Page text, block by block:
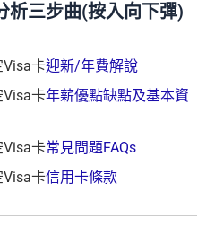
析三步曲(按入向下彈)
Visa卡迎新/年費解說
Visa卡年薪優點缺點及基本資
Visa卡常見問題FAQs
Visa卡信用卡條款